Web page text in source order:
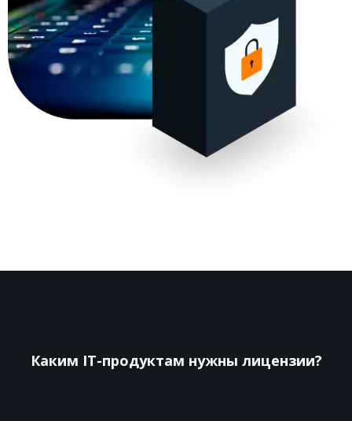
Каким IT-продуктам нужны лицензии?